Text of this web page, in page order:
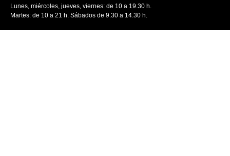
Lunes, miércoles, jueves, viernes: de 10 a 19.30 h.
Martes: de 10 a 21 h. Sábados de 9.30 a 14.30 h.